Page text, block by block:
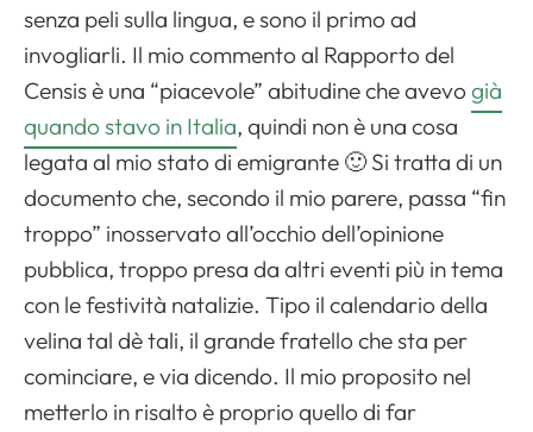
senza peli sulla lingua, e sono il primo ad
invogliarli. Il mio commento al Rapporto del
Censis è una “piacevole” abitudine che avevo già
quando stavo in Italia, quindi non è una cosa
legata al mio stato di emigrante 🙂 Si tratta di un
documento che, secondo il mio parere, passa “fin
troppo” inosservato all’occhio dell’opinione
pubblica, troppo presa da altri eventi più in tema
con le festività natalizie. Tipo il calendario della
velina tal dè tali, il grande fratello che sta per
cominciare, e via dicendo. Il mio proposito nel
metterlo in risalto è proprio quello di far